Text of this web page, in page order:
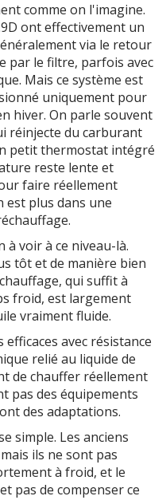
comme on l'imagine.
ont effectivement un
via le retour
par le filtre, parfois avec
Mais ce système est
uniquement pour
hiver. On parle souvent
réinjecte du carburant
petit thermostat intégré
reste lente et
faire réellement
est plus dans une
voir à ce niveau-là.
tôt et de manière bien
qui suffit à
froid, est largement
vraiment fluide.
avec résistance
relié au liquide de
de chauffer réellement
pas des équipements
des adaptations.
simple. Les anciens
ils ne sont pas
à froid, et le
pas de compenser ce